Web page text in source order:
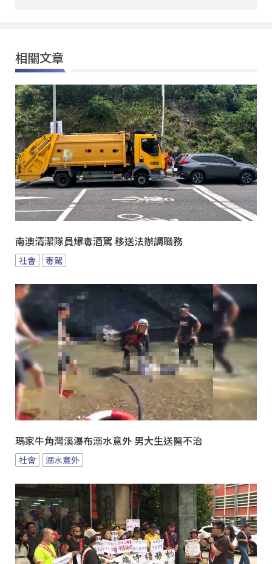
相關文章
南澳清潔隊員爆毒酒駕 移送法辦調職務
社會 毒駕
瑪家牛角灣溪瀑布溺水意外 男大生送醫不治
社會 溺水意外